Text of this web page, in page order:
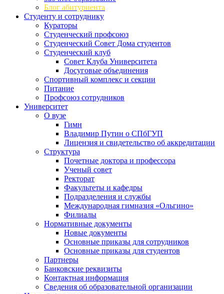
Блог абитуриента
Студенту и сотруднику
Кураторы
Студенческий профсоюз
Студенческий Совет Дома студентов
Студенческий клуб
Совет Клуба Университета
Досуговые объединения
Спортивный комплекс и секции
Питание
Профсоюз сотрудников
Университет
О вузе
Гимн
Владимир Путин о СПбГУП
Лицензия и свидетельство об аккредитации
Структура
Почетные доктора и профессора
Ученый совет
Ректорат
Факультеты и кафедры
Подразделения и службы
Международная гимназия «Ольгино»
Филиалы
Нормативные документы
Новые документы
Основные приказы для сотрудников
Основные приказы для студентов
Партнеры
Банковские реквизиты
Контактная информация
Сведения об образовательной организации